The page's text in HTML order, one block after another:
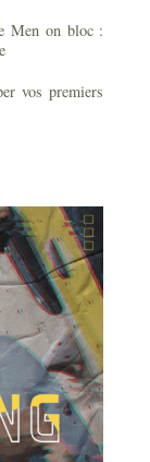
Men on bloc :
vos premiers